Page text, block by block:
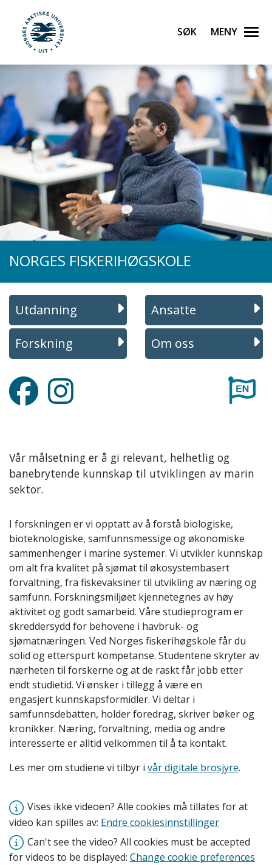
Gå til hovedinnhold
UiT Norges arktiske universitet
Søk Meny
NORGES FISKERIHØGSKOLE
Utdanning Ansatte
Forskning Om oss
FacebookInstagram
Vår målsetning er å gi relevant, helhetlig og
banebrytende kunnskap til utviklingen av marin
sektor.
I forskningen er vi opptatt av å forstå biologiske,
bioteknologiske, samfunnsmessige og økonomiske
sammenhenger i marine systemer. Vi utvikler kunnskap
om alt fra kvalitet på sjømat til økosystembasert
forvaltning, fra fiskevaksiner til utvikling av næring og
samfunn. Forskningsmiljøet kjennetegnes av høy
aktivitet og godt samarbeid. Våre studieprogram er
skreddersydd for behovene i havbruk- og
sjømatnæringen. Ved Norges fiskerihøgskole får du
solid og etterspurt kompetanse. Studentene skryter av
nærheten til forskerne og at de raskt får jobb etter
endt studietid. Vi ønsker i tillegg å være en
engasjert kunnskapsformidler. Vi deltar i
samfunnsdebatten, holder foredrag, skriver bøker og
kronikker. Næring, forvaltning, media og andre
interesserte er alltid velkommen til å ta kontakt.
Les mer om studiene vi tilbyr i vår digitale brosjyre.
Vises ikke videoen? Alle cookies må tillates for at
video kan spilles av: Endre cookiesinnstillinger
Can't see the video? All cookies must be accepted
for videos to be displayed: Change cookie preferences